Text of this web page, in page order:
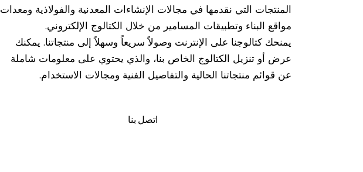
المنتجات التي نقدمها في مجالات الإنشاءات المعدنية والفولاذية ومعدات
مواقع البناء وتطبيقات المسامير من خلال الكتالوج الإلكتروني.
يمنحك كتالوجنا على الإنترنت وصولاً سريعاً وسهلاً إلى منتجاتنا. يمكنك
عرض أو تنزيل الكتالوج الخاص بنا، والذي يحتوي على معلومات شاملة
عن قوائم منتجاتنا الحالية والتفاصيل الفنية ومجالات الاستخدام.
اتصل بنا